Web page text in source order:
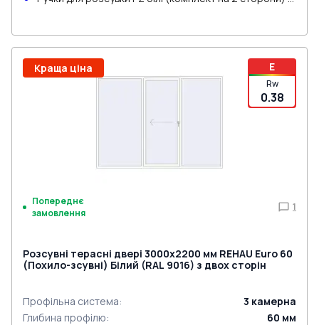
E
Rw
0.38
Краща ціна
Попереднє
замовлення
1
Розсувні терасні двері 3000x2200 мм REHAU Euro 60
(Похило-зсувні) Білий (RAL 9016) з двох сторін
Профільна система: 3 камерна
Глибина профілю: 60 мм